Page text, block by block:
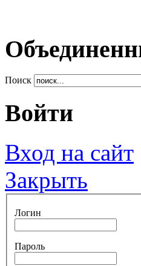
Поиск
Войти
Вход на сайт
Закрыть
Логин
Пароль